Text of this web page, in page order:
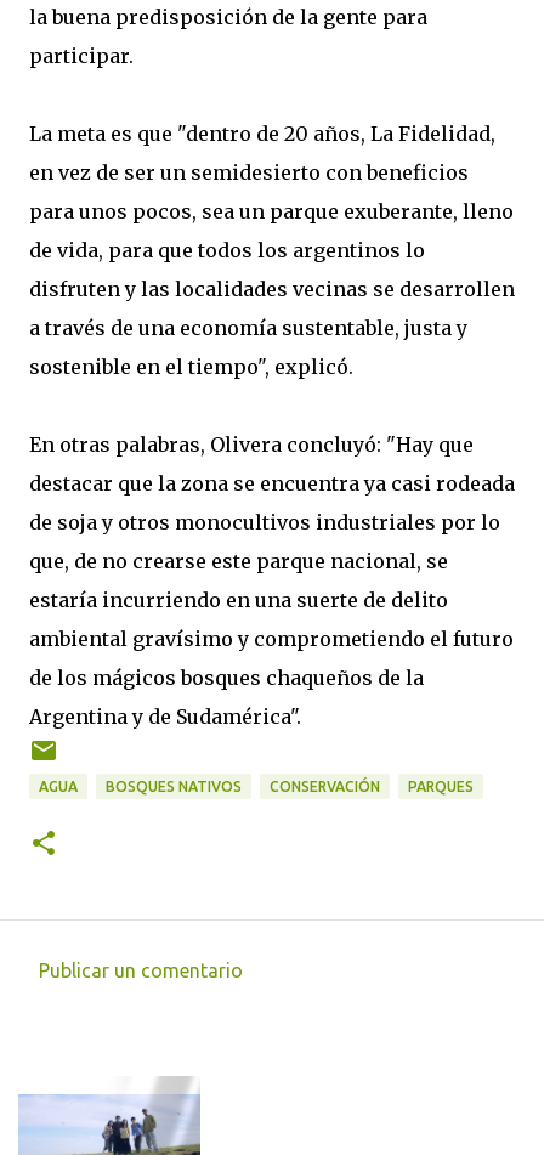
la buena predisposición de la gente para
participar.
La meta es que "dentro de 20 años, La Fidelidad,
en vez de ser un semidesierto con beneficios
para unos pocos, sea un parque exuberante, lleno
de vida, para que todos los argentinos lo
disfruten y las localidades vecinas se desarrollen
a través de una economía sustentable, justa y
sostenible en el tiempo", explicó.
En otras palabras, Olivera concluyó: "Hay que
destacar que la zona se encuentra ya casi rodeada
de soja y otros monocultivos industriales por lo
que, de no crearse este parque nacional, se
estaría incurriendo en una suerte de delito
ambiental gravísimo y comprometiendo el futuro
de los mágicos bosques chaqueños de la
Argentina y de Sudamérica".
AGUA BOSQUES NATIVOS CONSERVACIÓN PARQUES
e
Publicar un comentario